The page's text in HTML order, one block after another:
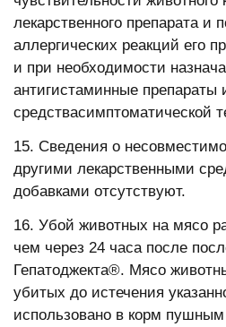
лекарственного препарата и
аллергических реакций его
и при необходимости
антигистаминные препараты
средствасимптоматической
15. Сведения о
другими лекарственными
добавками отсутствуют.
16. Убой животных на мясо
чем через 24 часа после
Гепатоджекта®. Мясо
убитых до истечения
использовано в корм